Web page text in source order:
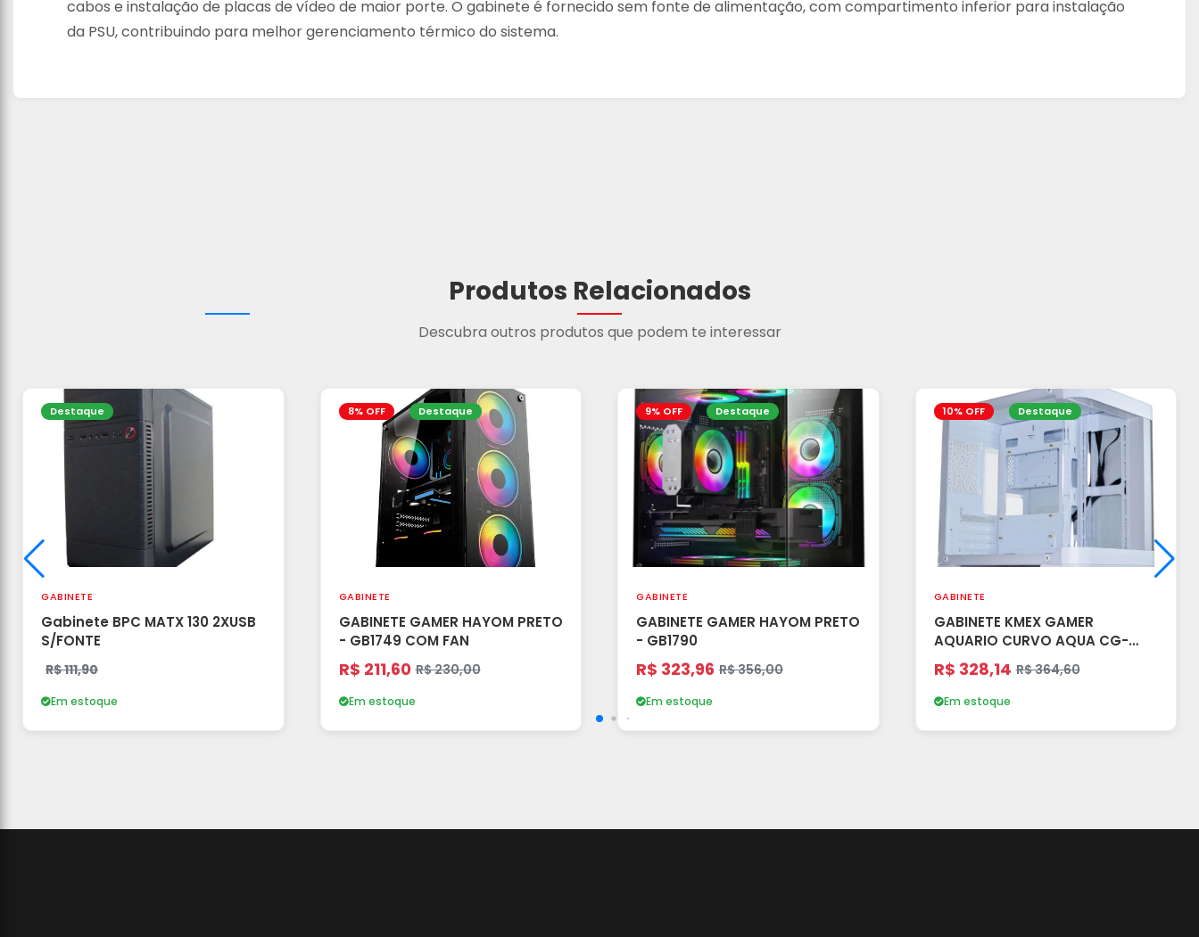
cabos e instalação de placas de vídeo de maior porte. O gabinete é fornecido sem fonte de alimentação, com compartimento inferior para instalação
da PSU, contribuindo para melhor gerenciamento térmico do sistema.
Produtos Relacionados
Descubra outros produtos que podem te interessar
Destaque
GABINETE
Gabinete BPC MATX 130 2XUSB
S/FONTE
R$ 111,90
Em estoque
8% OFF Destaque
GABINETE
GABINETE GAMER HAYOM PRETO
- GB1749 COM FAN
R$ 211,60 R$ 230,00
Em estoque
9% OFF Destaque
GABINETE
GABINETE GAMER HAYOM PRETO
- GB1790
R$ 323,96 R$ 356,00
Em estoque
10% OFF Destaque
GABINETE
GABINETE KMEX GAMER
AQUARIO CURVO AQUA CG-
R$ 328,14 R$ 364,60
Em estoque